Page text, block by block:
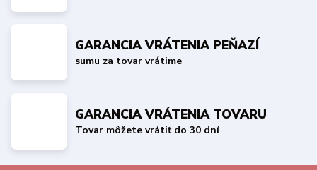
GARANCIA VRÁTENIA PEŇAZÍ
sumu za tovar vrátime
GARANCIA VRÁTENIA TOVARU
Tovar môžete vrátiť do 30 dní